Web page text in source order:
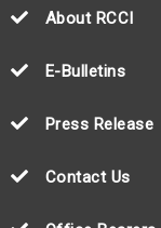
About RCCI
E-Bulletins
Press Release
Contact Us